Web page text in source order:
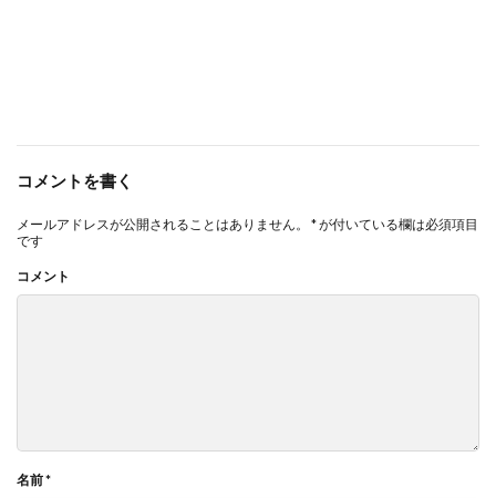
コメントを書く
メールアドレスが公開されることはありません。 *が付いている欄は必須項目
です
コメント
名前*